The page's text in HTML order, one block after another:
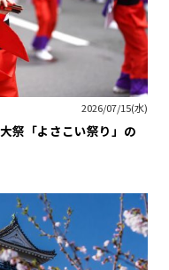
2026/07/15(水)
祭「よさこい祭り」の